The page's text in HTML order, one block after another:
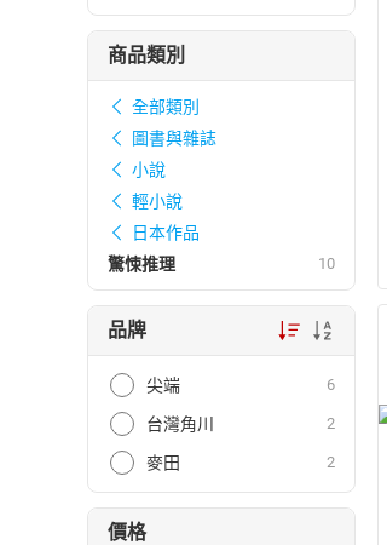
商品類別
全部類別
圖書與雜誌
小說
輕小說
日本作品
驚悚推理
10
品牌
尖端 6
台灣角川 2
麥田 2
價格